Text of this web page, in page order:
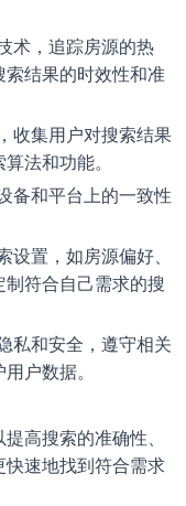
术，追踪房源的热
结果的时效性和准
收集用户对搜索结果
法和功能。
备和平台上的一致性
设置，如房源偏好、
符合自己需求的搜
私和安全，遵守相关
户数据。
高搜索的准确性、
速地找到符合需求